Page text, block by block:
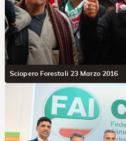
Sciopero Forestali 23 Marzo 2016